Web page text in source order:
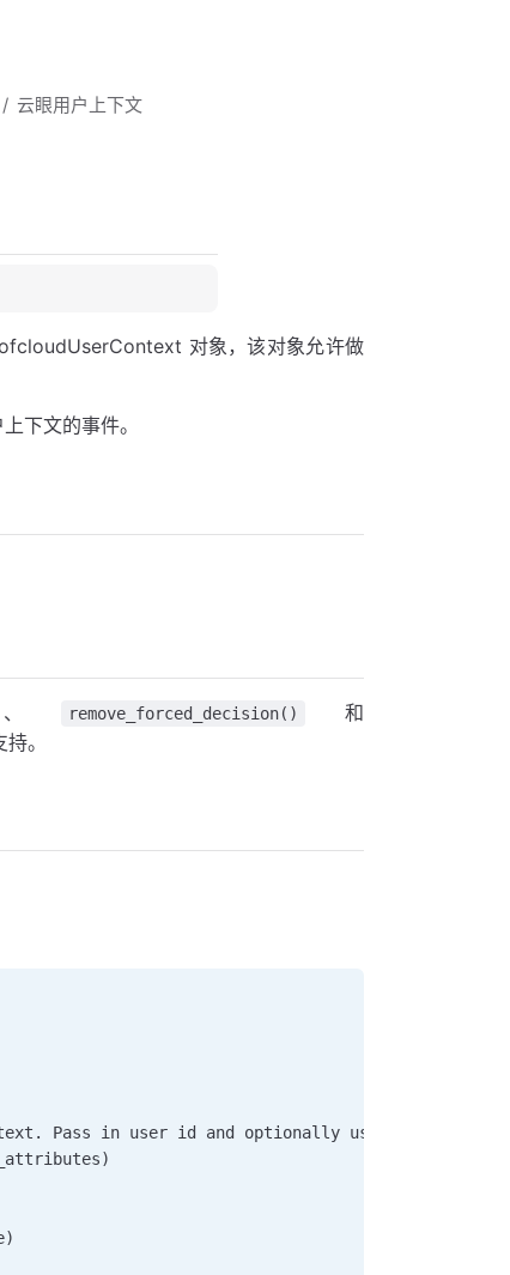
云眼用户上下文
对象，该对象允许做
下文的事件。
remove_forced_decision() 和
。
Pass in user id and optionally user